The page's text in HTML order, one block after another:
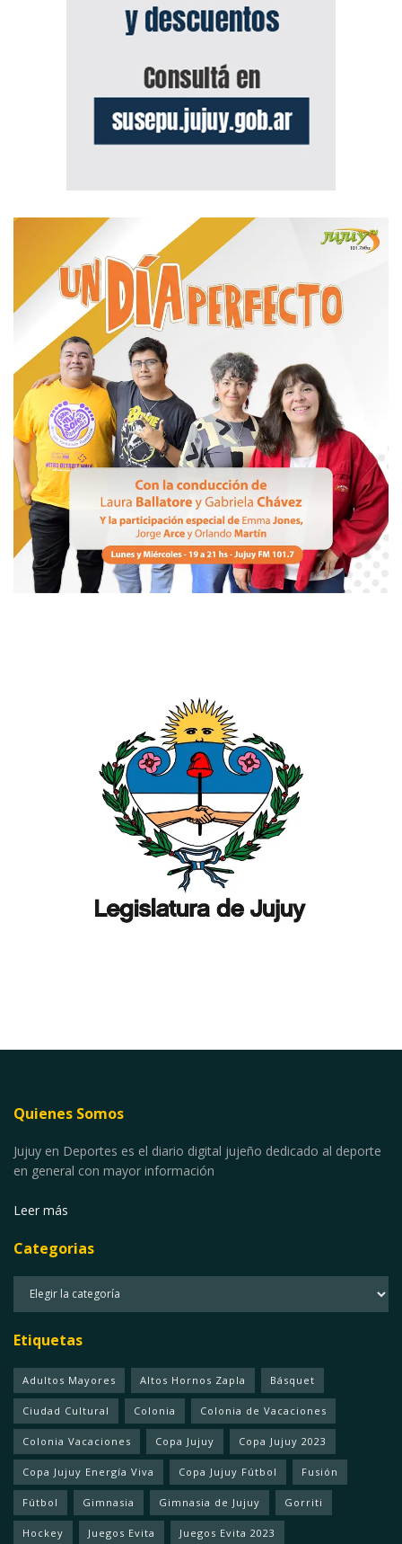
Quienes Somos
Jujuy en Deportes es el diario digital jujeño dedicado al deporte
en general con mayor información
Leer más
Categorias
Etiquetas
Adultos Mayores Altos Hornos Zapla Básquet
Ciudad Cultural Colonia Colonia de Vacaciones
Colonia Vacaciones Copa Jujuy Copa Jujuy 2023
Copa Jujuy Energía Viva Copa Jujuy Fútbol Fusión
Fútbol Gimnasia Gimnasia de Jujuy Gorriti
Hockey Juegos Evita Juegos Evita 2023